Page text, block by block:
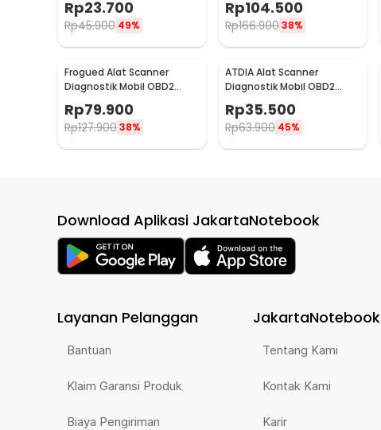
Rp23.700
Rp45.900 49%
2234C+
Rp104.500
Rp166.90038%
Frogued Alat Scanner
Diagnostik Mobil OBD2
- MS309
Rp79.900
Rp127.900 38%
ATDIA Alat Scanner
Diagnostik Mobil OBD2
Otomotif WiFi Car Code
Reader - ELM327
Rp35.500
Rp63.900 45%
Download Aplikasi JakartaNotebook
Layanan Pelanggan
Bantuan
Klaim Garansi Produk
Biaya Pengiriman
JakartaNotebook
Tentang Kami
Kontak Kami
Karir